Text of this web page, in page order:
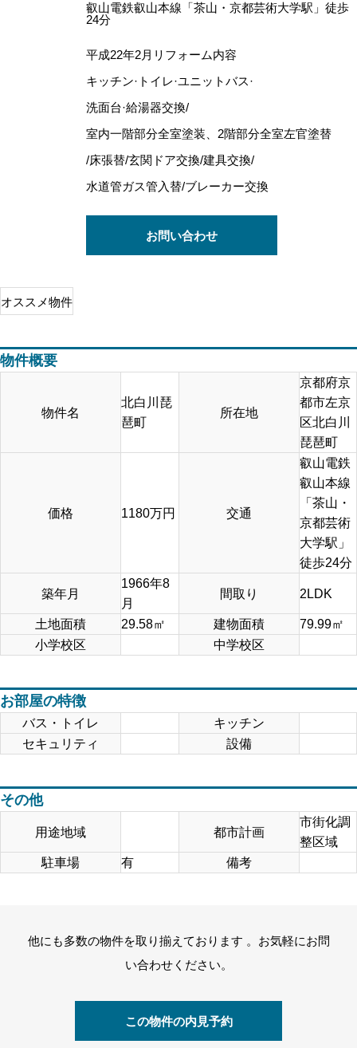
叡山電鉄叡山本線「茶山・京都芸術大学駅」徒歩
24分
平成22年2月リフォーム内容
キッチン·トイレ·ユニットバス·
洗面台·給湯器交換/
室内一階部分全室塗装、2階部分全室左官塗替
/床張替/玄関ドア交換/建具交換/
水道管ガス管入替/ブレーカー交換
お問い合わせ
オススメ物件
物件概要
物件名
北白川琵
琶町
所在地
京都府京
都市左京
区北白川
琵琶町
価格 1180万円 交通
叡山電鉄
叡山本線
「茶山・
京都芸術
大学駅」
徒歩24分
築年月
1966年8
月
間取り 2LDK
土地面積 29.58㎡ 建物面積 79.99㎡
小学校区
中学校区
お部屋の特徴
バス・トイレ
キッチン
セキュリティ
設備
その他
用途地域 都市計画
市街化調
整区域
駐車場
有 備考
他にも多数の物件を取り揃えております 。お気軽にお問
い合わせください。
この物件の内見予約